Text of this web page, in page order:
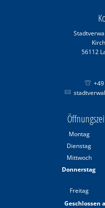
56112
Montag
Dienstag
Mittwoch
Donnerstag
Freitag
Geschlossen